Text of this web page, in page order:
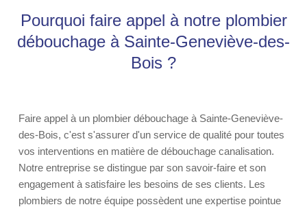
Pourquoi faire appel à notre plombier
débouchage à Sainte-Geneviève-des-
Bois ?
Faire appel à un plombier débouchage à Sainte-Geneviève-
des-Bois, c'est s'assurer d'un service de qualité pour toutes
vos interventions en matière de débouchage canalisation.
Notre entreprise se distingue par son savoir-faire et son
engagement à satisfaire les besoins de ses clients. Les
plombiers de notre équipe possèdent une expertise pointue